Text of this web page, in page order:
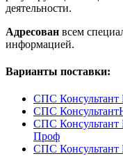
деятельности.
Адресован всем
информацией.
Варианты поставки:
СПС Консультант
СПС
СПС Консультант
Проф
СПС Консультант